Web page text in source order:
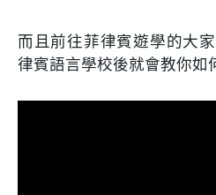
而且前往菲律賓遊學的大
律賓語言學校後就會教你如